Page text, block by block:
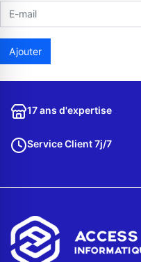
Envoyer un message
Ajouter
17 ans d'expertise
Service Client 7j/7